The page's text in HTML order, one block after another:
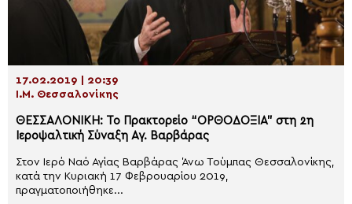
17.02.2019 | 20:39
Ι.Μ. Θεσσαλονίκης
ΘΕΣΣΑΛΟΝΙΚΗ: Το Πρακτορείο “ΟΡΘΟΔΟΞΙΑ” στη 2η
Ιεροψαλτική Σύναξη Αγ. Βαρβάρας
Στον Ιερό Ναό Αγίας Βαρβάρας Άνω Τούμπας Θεσσαλονίκης,
κατά την Κυριακή 17 Φεβρουαρίου 2019,
πραγματοποιήθηκε...